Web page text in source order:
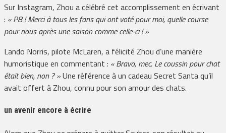
Sur Instagram, Zhou a célébré cet accomplissement en écrivant
: « P8 ! Merci à tous les fans qui ont voté pour moi, quelle course
pour nous après une saison comme celle-ci ! »
Lando Norris, pilote McLaren, a félicité Zhou d’une manière
humoristique en commentant : « Bravo, mec. Le coussin pour chat
était bien, non ? »Une référence à un cadeau Secret Santa qu’il
avait offert à Zhou, connu pour son amour des chats.
un avenir encore à écrire